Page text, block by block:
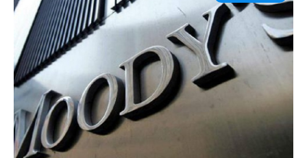
Adaugă aici textul pentru
subtitluAdaugă aici
textul pentru
subtitluAdaugă aici
textul pentru
subtitluAdaugă aici
textul pentru subti